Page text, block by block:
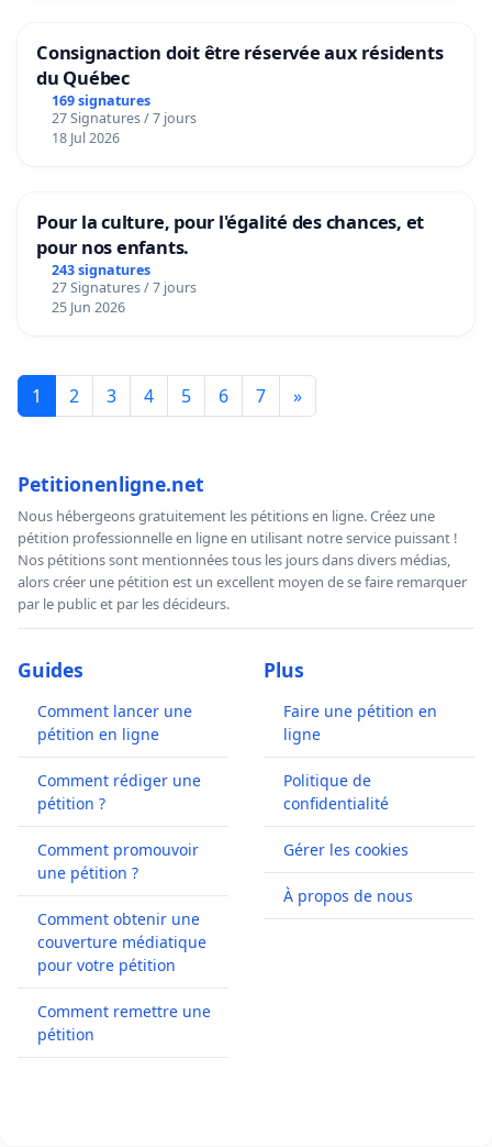
Consignaction doit être réservée aux résidents
du Québec
169 signatures
27 Signatures / 7 jours
18 Jul 2026
Pour la culture, pour l'égalité des chances, et
pour nos enfants.
243 signatures
27 Signatures / 7 jours
25 Jun 2026
1 2 3 4 5 6 7 »
Petitionenligne.net
Nous hébergeons gratuitement les pétitions en ligne. Créez une
pétition professionnelle en ligne en utilisant notre service puissant !
Nos pétitions sont mentionnées tous les jours dans divers médias,
alors créer une pétition est un excellent moyen de se faire remarquer
par le public et par les décideurs.
Guides
Comment lancer une
pétition en ligne
Comment rédiger une
pétition ?
Comment promouvoir
une pétition ?
Comment obtenir une
couverture médiatique
pour votre pétition
Comment remettre une
pétition
Plus
Faire une pétition en
ligne
Politique de
confidentialité
Gérer les cookies
À propos de nous